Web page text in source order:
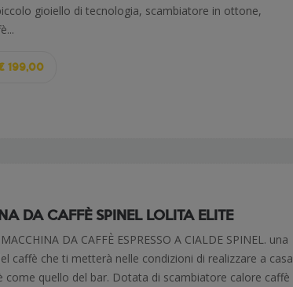
gioiello di tecnologia, scambiatore in ottone,
199,00
DA CAFFÈ SPINEL LOLITA ELITE
DA CAFFÈ ESPRESSO A CIALDE SPINEL. una
caffè che ti metterà nelle condizioni di realizzare a casa
come quello del bar. Dotata di scambiatore calore caffè